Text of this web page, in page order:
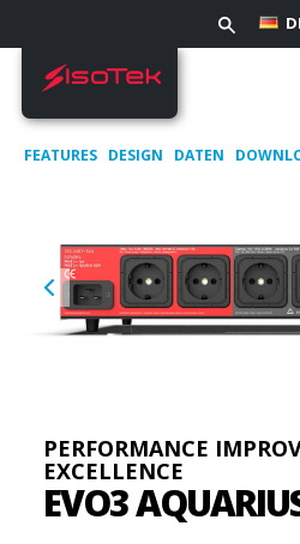
FEATURES DESIGN DATEN
PERFORMANCE
EXCELLENCE
EVO3